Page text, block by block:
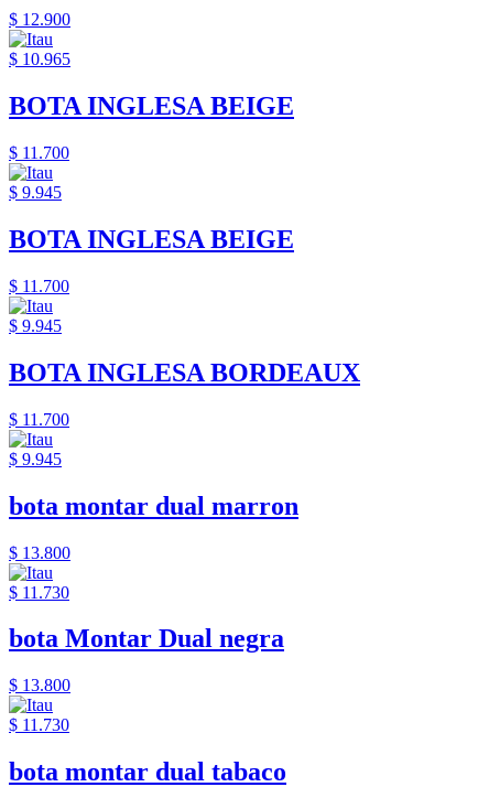
$ 12.900
$ 10.965
BOTA INGLESA BEIGE
$ 11.700
$ 9.945
BOTA INGLESA BEIGE
$ 11.700
$ 9.945
BOTA INGLESA BORDEAUX
$ 11.700
$ 9.945
bota montar dual marron
$ 13.800
$ 11.730
bota Montar Dual negra
$ 13.800
$ 11.730
bota montar dual tabaco